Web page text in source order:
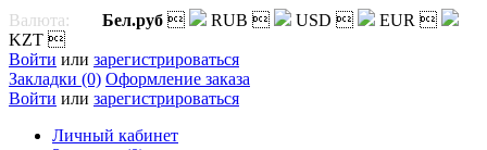
Валюта: Бел.руб  RUB  USD  EUR 
KZT 
Войти или зарегистрироваться
Закладки (0) Оформление заказа
Войти или зарегистрироваться
Личный кабинет